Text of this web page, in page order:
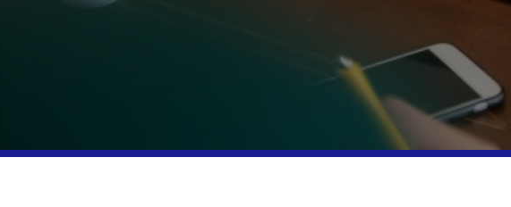
Privately Owned Business Services
El
Tax
Fundación Forvis Mazars en Colombia